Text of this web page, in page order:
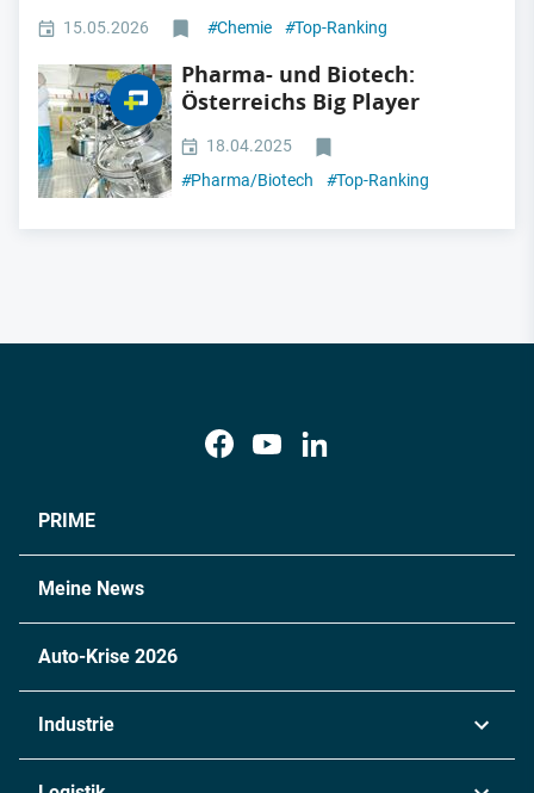
15.05.2026 #Chemie #Top-Ranking
Pharma- und Biotech:
Österreichs Big Player
18.04.2025
#Pharma/Biotech #Top-Ranking
PRIME
Meine News
Auto-Krise 2026
Industrie